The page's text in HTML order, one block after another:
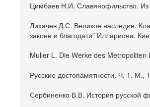
Цимбаев Н.И. Славянофильство. Из
Лихачев Д.С. Великое наследие.
законе и благодати” Иллариона.
Muller L. Die Werke des
Русские достопамятности. Ч. 1.
Сербиненко В.В. История